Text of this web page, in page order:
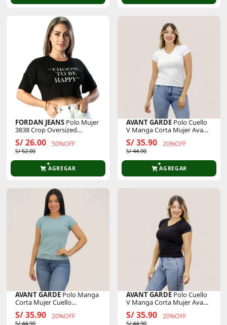
FORDAN JEANS Polo Mujer
3838 Crop Oversized
C/Manga Corta
S/ 26.00 50%OFF
S/ 52.00
AGREGAR
AVANT GARDE Polo Cuello
V Manga Corta Mujer Avant
Garde Pv220101ag
S/ 35.90 20%OFF
S/ 44.90
AGREGAR
AVANT GARDE Polo Manga
Corta Mujer Cuello
Redondo
S/ 35.90 20%OFF
S/ 44.90
AVANT GARDE Polo Cuello
V Manga Corta Mujer Avant
Garde Pv220101ag
S/ 35.90 20%OFF
S/ 44.90